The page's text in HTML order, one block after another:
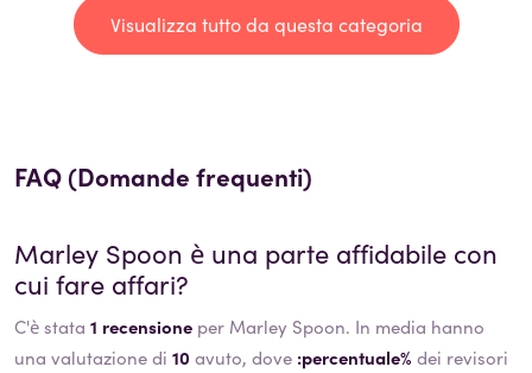
Visualizza tutto da questa categoria
FAQ (Domande frequenti)
Marley Spoon è una parte affidabile con
cui fare affari?
C'è stata 1 recensione per Marley Spoon. In media hanno
una valutazione di 10 avuto, dove :percentuale% dei revisori